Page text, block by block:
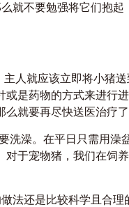
不要勉强将它们抱起
人就应该立即将小猪送
是药物的方式来进行
就要再尽快送医治疗了
澡。在平日只需用澡
于宠物猪，我们在饲
还是比较科学且合理